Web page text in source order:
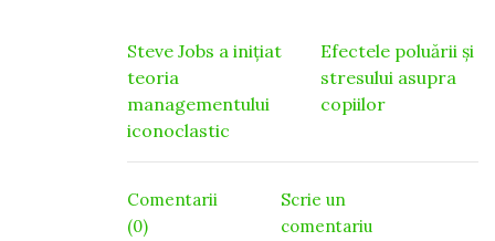
Navigare
în
articole
Steve Jobs a inițiat
teoria
managementului
iconoclastic
Efectele poluării și
stresului asupra
copiilor
Comentarii
(0)
Scrie un
comentariu